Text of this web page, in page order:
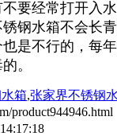
要经常打开入
钢水箱不会长
是不行的，每
。
箱,张家界不锈钢
product944946.html